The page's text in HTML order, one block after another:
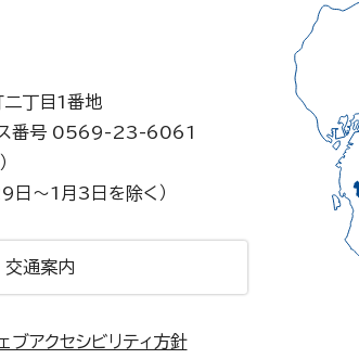
丁目1番地
ス番号 0569-23-6061
日～1月3日を除く）
交通案内
ブアクセシビリティ方針